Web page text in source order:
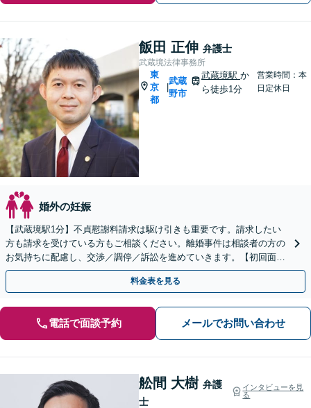
飯田 正伸 弁護士
武蔵境法律事務所
東
京
都
武蔵
野市
武蔵境駅か
ら徒歩1分
営業時間：本
日定休日
婚外の妊娠
【武蔵境駅1分】不貞慰謝料請求は駆け引きも重要です。請求したい
方も請求を受けている方もご相談ください。離婚事件は相談者の方の
お気持ちに配慮し、交渉／調停／訴訟を進めていきます。【初回面談
無料】【休日・夜間面談可】
料金表を見る
電話で面談予約 メールでお問い合わせ
舩間 大樹 弁護
士
インタビューを見
る